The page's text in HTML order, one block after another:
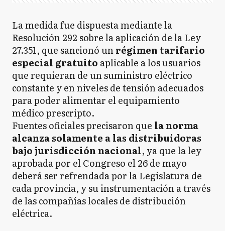
La medida fue dispuesta mediante la
Resolución 292 sobre la aplicación de la Ley
27.351, que sancionó unrégimen tarifario
especial gratuito aplicable a los usuarios
que requieran de un suministro eléctrico
constante y en niveles de tensión adecuados
para poder alimentar el equipamiento
médico prescripto.
Fuentes oficiales precisaron que la norma
alcanza solamente a las distribuidoras
bajo jurisdicción nacional, ya que la ley
aprobada por el Congreso el 26 de mayo
deberá ser refrendada por la Legislatura de
cada provincia, y su instrumentación a través
de las compañías locales de distribución
eléctrica.